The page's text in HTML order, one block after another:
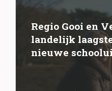
Regio Gooi en
landelijk
nieuwe